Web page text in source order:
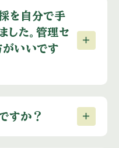
を自分で手
した。管理セ
がいいです
すか？